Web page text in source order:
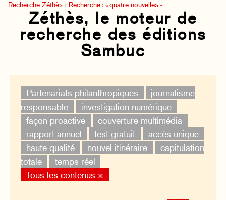
Recherche Zéthès › Recherche : « quatre nouvelles »
Zéthès, le moteur de
recherche des éditions
Sambuc
Partenariats philanthropiques
journalisme
responsable
investigation numérique
façon proactive
couverture multimédia
rapport annuel
test gratuit
accès unique
haute qualité
nouvel itinéraire
capitulation
totale
temps réel
Tous les contenus ×